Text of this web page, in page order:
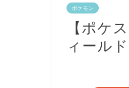
ポケモン
【ポケ
ィール